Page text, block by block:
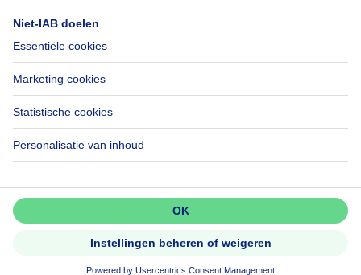
Activeer alert
Toegankelijkheid
Contacteer ons
LinkedIn
Immoweb SA © 2026 - Alle rechten voorbehouden
Gebruiksvoorwaarden Cookie instellingen
Privacybeleid
Rangschikking regels
3044 -
d2b95f88ad4c2e3527743d6bd81664b3a2df8b8e -
Activeer meldingen en wees als
eerste op de hoogte van nieuwe